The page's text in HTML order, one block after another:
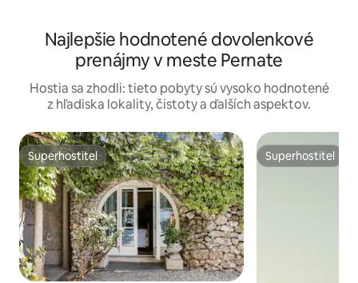
Najlepšie hodnotené dovolenkové
prenájmy v meste Pernate
Hostia sa zhodli: tieto pobyty sú vysoko hodnotené
z hľadiska lokality, čistoty a ďalších aspektov.
Superhostiteľ
Superhostiteľ Superhostiteľ
Superhostiteľ